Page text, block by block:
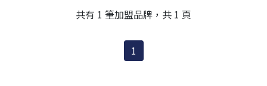
定省下高額加盟費☑加盟介紹：➤新品牌優惠案16.8萬辦到好
共有 1 筆加盟品牌，共 1 頁
1